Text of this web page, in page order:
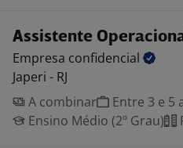
Assistente
Empresa confidencial
Japeri - RJ
A combinar
Entre 3 e 5
Ensino Médio (2º Grau)